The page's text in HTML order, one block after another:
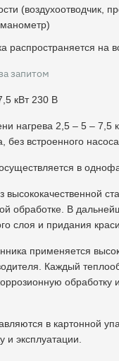
(воздухоотводчик,
распространяется на
запитом
кВт 230 В
нагрева 2,5 – 5 –
встроенного
в
обработке. В
слоя и придания
применяется
Каждый
обработку
в картонной
и эксплуатации.